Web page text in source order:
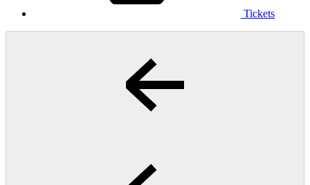
Tickets